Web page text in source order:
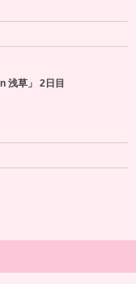
浅草」 2日目